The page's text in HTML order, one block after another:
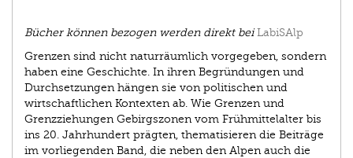
Bücher können bezogen werden direkt beiLabiSAlp
Grenzen sind nicht naturräumlich vorgegeben, sondern
haben eine Geschichte. In ihren Begründungen und
Durchsetzungen hängen sie von politischen und
wirtschaftlichen Kontexten ab. Wie Grenzen und
Grenzziehungen Gebirgszonen vom Frühmittelalter bis
ins 20. Jahrhundert prägten, thematisieren die Beiträge
im vorliegenden Band, die neben den Alpen auch die